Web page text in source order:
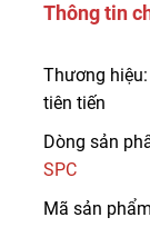
Thông tin
Thương hiệu:
tiên tiến
Dòng sản
SPC
Mã sản